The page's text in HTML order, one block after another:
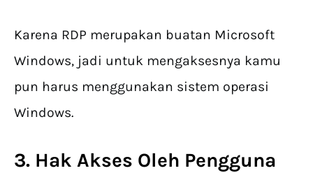
Karena RDP merupakan buatan Microsoft
Windows, jadi untuk mengaksesnya kamu
pun harus menggunakan sistem operasi
Windows.
3. Hak Akses Oleh Pengguna